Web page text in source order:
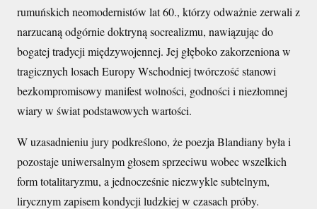
rumuńskich neomodernistów lat 60., którzy odważnie zerwali z
narzucaną odgórnie doktryną socrealizmu, nawiązując do
bogatej tradycji międzywojennej. Jej głęboko zakorzeniona w
tragicznych losach Europy Wschodniej twórczość stanowi
bezkompromisowy manifest wolności, godności i niezłomnej
wiary w świat podstawowych wartości.
W uzasadnieniu jury podkreślono, że poezja Blandiany była i
pozostaje uniwersalnym głosem sprzeciwu wobec wszelkich
form totalitaryzmu, a jednocześnie niezwykle subtelnym,
lirycznym zapisem kondycji ludzkiej w czasach próby.